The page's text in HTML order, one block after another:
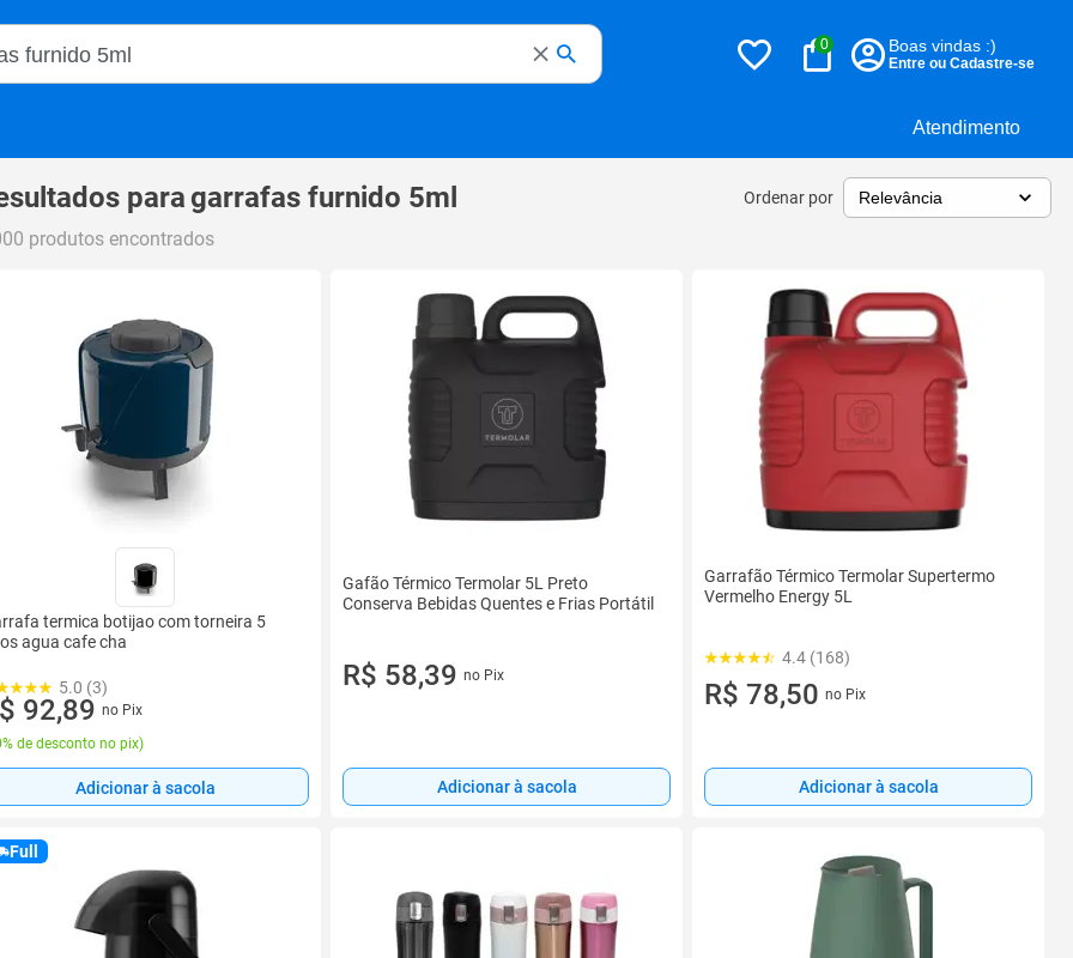
Atendimento
Magalu
0 Boas vindas :)
Entre ou Cadastre-se
paragarrafas furnido 5ml Ordenar por
produtos encontrados
termica botijao com torneira 5
agua cafe cha
5.0 (3)
92,89 no Pix
de desconto no pix)
Adicionar à sacola
Gafão Térmico Termolar 5L Preto
Conserva Bebidas Quentes e Frias Portátil
R$ 58,39 no Pix
Adicionar à sacola
Garrafão Térmico Termolar Supertermo
Vermelho Energy 5L
4.4 (168)
R$ 78,50 no Pix
Adicionar à sacola
Full